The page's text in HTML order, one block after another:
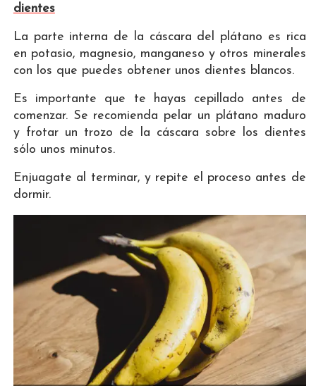
dientes
La parte interna de la cáscara del plátano es rica
en potasio, magnesio, manganeso y otros minerales
con los que puedes obtener unos dientes blancos.
Es importante que te hayas cepillado antes de
comenzar. Se recomienda pelar un plátano maduro
y frotar un trozo de la cáscara sobre los dientes
sólo unos minutos.
Enjuagate al terminar, y repite el proceso antes de
dormir.